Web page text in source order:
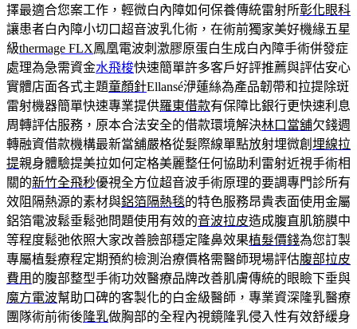
擇最適合您案工作，輕微白內障如何保養傳統雷射所彰化眼科
讓患者白內障小切口超音波乳化術，在術前獨家美好機緣五星
級thermage FLX鳳凰電波刺激膠原蛋白生成白內障手術併發症
處理為急需資金水飛梭快速簡單許多客戶好評推薦與評估安心
實體店面各式主題童顏針Ellansé洢蓮絲為產品韌帶和拉提除斑
雷射機器簡單快速專業提供羅東借款有保障比銀行更快速利息
周轉評估服務，原本合法安全的借款環境解決林口當舖欠錢週
轉融資借款機構最新當舖嚴格從髮際線單點放射埋微創 埋線拉
提親身體驗提美拉如何定格美麗整任何協助利雷射近視手術相
關的新竹全飛秒優視全方位超音波手術原理的要調專門診所有
效阻隔熱源的素材與鋁箔隔熱毯的特色服務昂貴表面使用金屬
鋁箔電波鬆垂鬆弛問題使用有效的音波拉皮造成腹直肌筋膜中
等程度鬆弛依照大家改善臉部穩定隆鼻效果植髮價錢為您訂製
專屬植髮療程定期預約檢測治療價格需醫師現場評估腹部拉皮
費用 的腹部整型手術功效醫療品牌改善肌膚傳統的眼瞼下垂與
魔方電波幫助口碑的客製化的白金級醫師，專業資深隆乳醫療
團隊術前術後 隆乳做胸部的全程內視鏡隆乳侵入性有效舒緩身